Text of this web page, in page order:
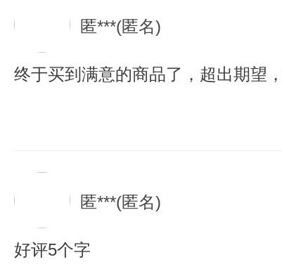
匿***(匿名)
终于买到满意的商品了，超出期望
匿***(匿名)
好评5个字